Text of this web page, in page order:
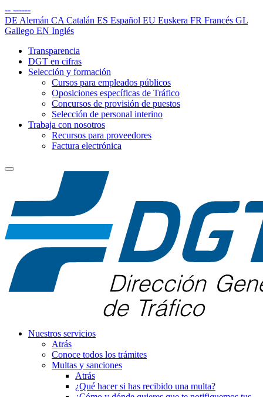
-- ------
DE Alemán CA Catalán ES Español EU Euskera FR Francés GL
Gallego EN Inglés
Transparencia
DGT en cifras
Selección y formación
Cursos para empleados públicos
Oposiciones específicas de Tráfico
Concursos de provisión de puestos
Selección de personal interino
Trabaja con nosotros
Recursos para proveedores
Factura electrónica
Nuestros servicios
Atrás
Conoce todos los trámites
Multas y sanciones
Atrás
¿Qué hacer si has recibido una multa?